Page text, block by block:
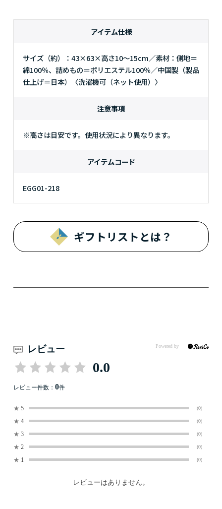
アイテム仕様
サイズ（約）：43×63×高さ10～15cm／素材：側地＝
綿100％、詰めもの＝ポリエステル100％／中国製（製品
仕上げ＝日本）〈洗濯機可（ネット使用）〉
注意事項
※高さは目安です。使用状況により異なります。
アイテムコード
EGG01-218
ギフトリストとは？
レビュー
0.0
レビュー件数： 0件
★ 5 (0)
★ 4 (0)
★ 3 (0)
★ 2 (0)
★ 1 (0)
レビューはありません。